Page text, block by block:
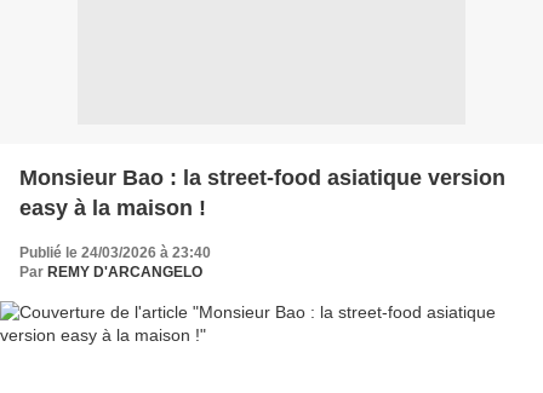
Monsieur Bao : la street-food asiatique version
easy à la maison !
Publié le 24/03/2026 à 23:40
Par REMY D'ARCANGELO